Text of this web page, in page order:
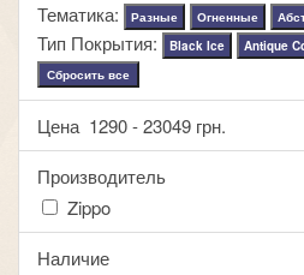
Тематика: Разные Огненные
Тип Покрытия: Black Ice Antique
Сбросить все
Цена 1290-23049 грн.
Производитель
Zippo
Наличие